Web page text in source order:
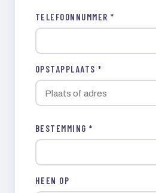
TELEFOONNUMMER *
OPSTAPPLAATS *
BESTEMMING *
HEEN OP